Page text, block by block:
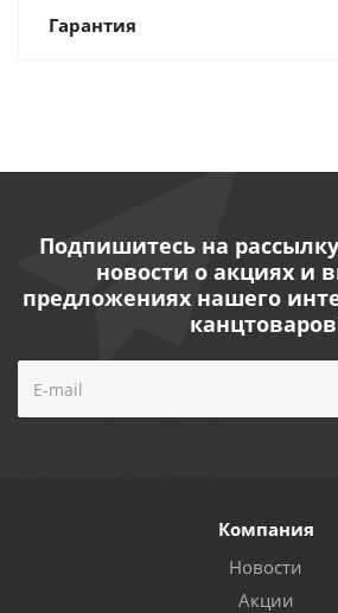
Гарантия
Подпишитесь на
новости о акциях и
предложениях нашего
Компания
Новости
Акции